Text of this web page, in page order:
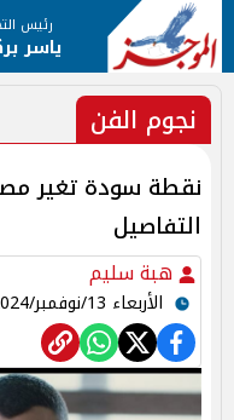
رئيس
ياسر
نجوم الفن
نقطة سودة تغير
التفاصيل
هبة سليم
الأربعاء 13/نوفمبر/2024 - 03:59 م